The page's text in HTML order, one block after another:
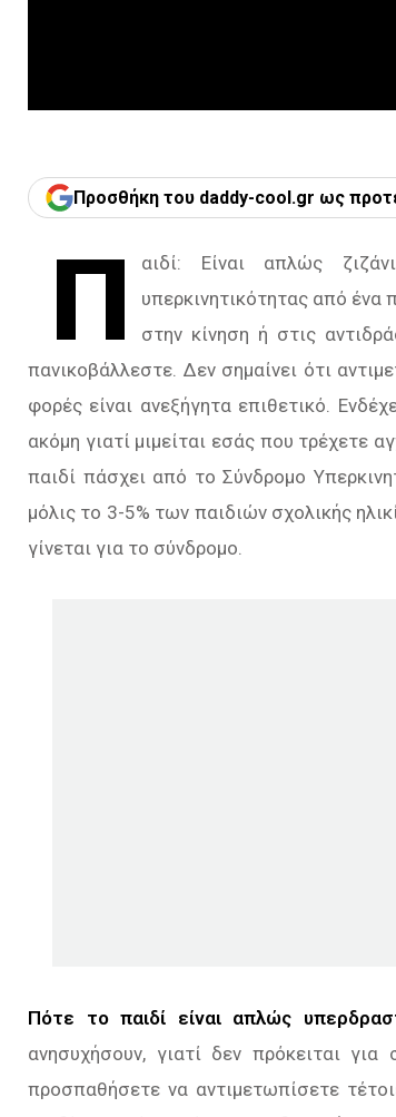
Προσθήκη του daddy-cool.gr ως
Π
αιδί: Είναι απλώς
υπερκινητικότητας από ένα
στην κίνηση ή στις
πανικοβάλλεστε. ∆εν σηµαίνει ότι
φορές είναι ανεξήγητα επιθετικό.
ακόµη γιατί µιµείται εσάς που τρέχετε
παιδί πάσχει από το Σύνδρομο
µόλις το 3-5% των παιδιών σχολικής
γίνεται για το σύνδρομο.
Πότε το παιδί είναι απλώς
ανησυχήσουν, γιατί δεν πρόκειται
προσπαθήσετε να αντιμετωπίσετε